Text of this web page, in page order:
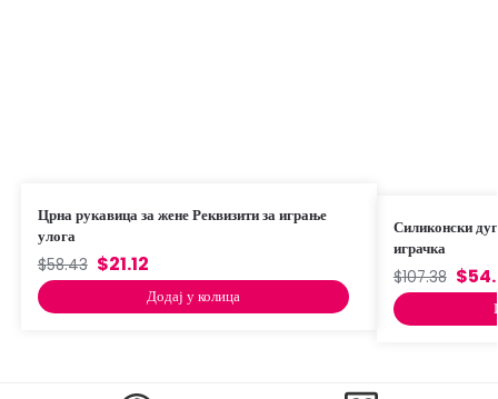
Црна рукавица за жене Реквизити за играње
улога
$58.43 $21.12
Додај у колица
Силиконски
играчка
$107.38 $